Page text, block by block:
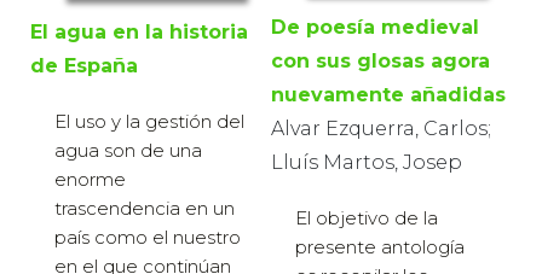
El agua en la historia
de España
El uso y la gestión del
agua son de una
enorme
trascendencia en un
país como el nuestro
en el que continúan
De poesía medieval
con sus glosas agora
nuevamente añadidas
Alvar Ezquerra, Carlos;
Lluís Martos, Josep
El objetivo de la
presente antología